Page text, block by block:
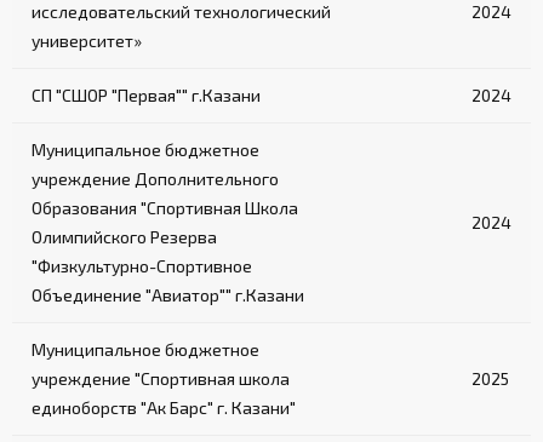
исследовательский технологический
университет»
2024
СП "СШОР "Первая"" г.Казани 2024
Муниципальное бюджетное
учреждение Дополнительного
Образования "Спортивная Школа
Олимпийского Резерва
"Физкультурно-Спортивное
Объединение "Авиатор"" г.Казани
2024
Муниципальное бюджетное
учреждение "Спортивная школа
единоборств "Ак Барс" г. Казани"
2025